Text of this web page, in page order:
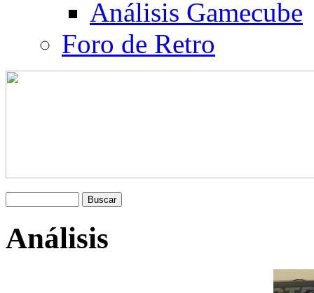
Análisis Gamecube
Foro de Retro
Análisis